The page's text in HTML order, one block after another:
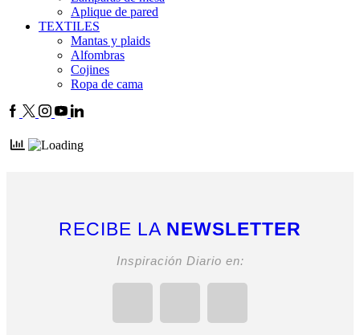
Aplique de pared
TEXTILES
Mantas y plaids
Alfombras
Cojines
Ropa de cama
RECIBE LA NEWSLETTER
Inspiración Diario en: